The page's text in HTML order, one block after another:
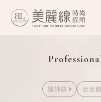
醫師群 台北館